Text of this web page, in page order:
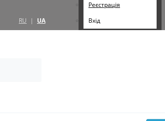
RU | UA
Реєстрація
Вхід